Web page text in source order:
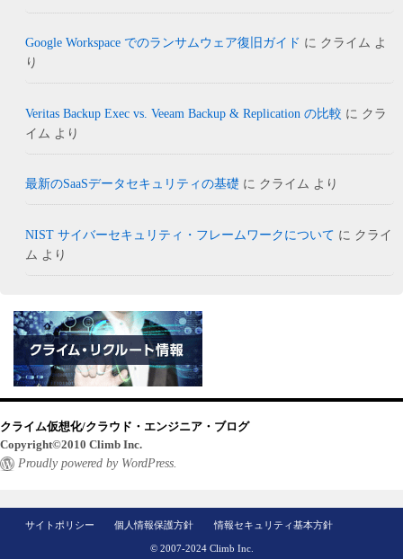
Google Workspace でのランサムウェア復旧ガイド に クライム よ
り
Veritas Backup Exec vs. Veeam Backup & Replication の比較 に クラ
イム より
最新のSaaSデータセキュリティの基礎 に クライム より
NIST サイバーセキュリティ・フレームワークについて に クライ
ム より
クライム仮想化/クラウド・エンジニア・ブログ
Copyright©2010 Climb Inc.
Proudly powered by WordPress.
サイトポリシー 個人情報保護方針 情報セキュリティ基本方針
© 2007-2024 Climb Inc.